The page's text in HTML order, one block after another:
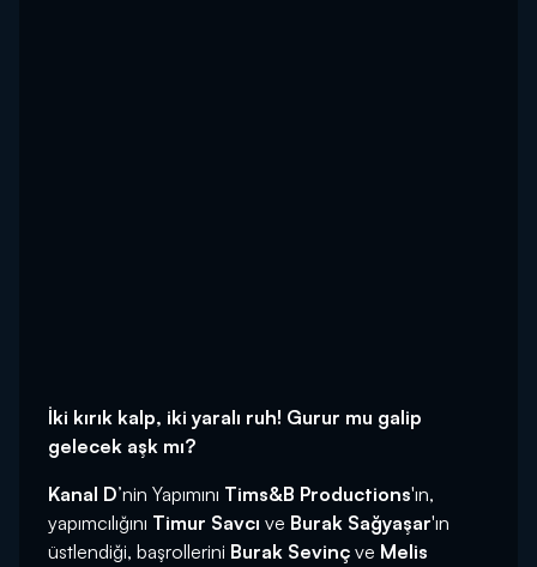
İki kırık kalp, iki yaralı ruh! Gurur mu galip
gelecek aşk mı?
Kanal D’nin Yapımını Tims&B Productions'ın,
yapımcılığını Timur Savcı ve Burak Sağyaşar'ın
üstlendiği, başrollerini Burak Sevinç ve Melis